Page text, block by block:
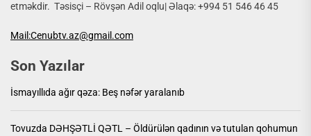
etməkdir. Təsisçi – Rövşən Adil oqlu| Əlaqə: +994 51 546 46 45
Mail:Cenubtv.az@gmail.com
Son Yazılar
İsmayıllıda ağır qəza: Beş nəfər yaralanıb
Tovuzda DƏHŞƏTLİ QƏTL – Öldürülən qadının və tutulan qohumun